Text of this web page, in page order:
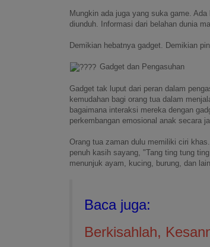
Mungkin ada juga yang suka game.
diunduh. Informasi dari belahan dunia
Demikian hebatnya gadget. Demikian
Gadget dan Pengasuhan
Gadget tak luput dari peran dalam
kemudahan bagi orang tua dalam
bagaimana interaksi mereka dengan
perkembangan emosional anak secara
Orang tua zaman dulu memiliki ciri
penuh kasih sayang, "Tang ting tung
menunjuk ayam, kucing, burung, dan
Baca juga:
Berkisahlah,